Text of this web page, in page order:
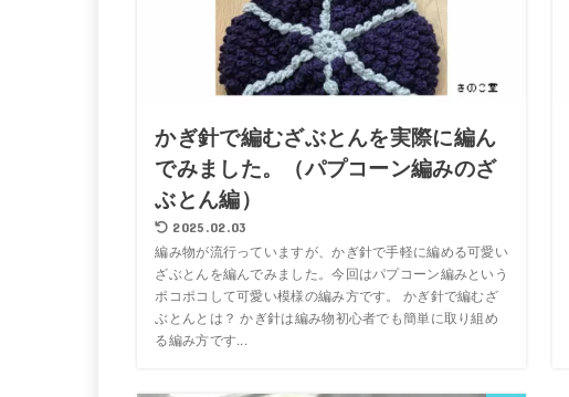
かぎ針で編むざぶとんを実際に編ん
でみました。（パプコーン編みのざ
ぶとん編）
2025.02.03
編み物が流行っていますが、かぎ針で手軽に編める可愛い
ざぶとんを編んでみました。今回はパプコーン編みという
ポコポコして可愛い模様の編み方です。 かぎ針で編むざ
ぶとんとは？ かぎ針は編み物初心者でも簡単に取り組め
る編み方です...